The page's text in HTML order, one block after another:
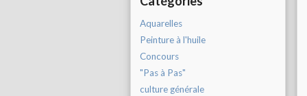
Aquarelles
Peinture à l'huile
Concours
"Pas à Pas"
culture générale